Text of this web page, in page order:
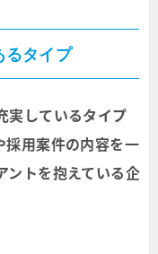
るタイプ
実しているタイプ
採用案件の内容を一
ントを抱えている企